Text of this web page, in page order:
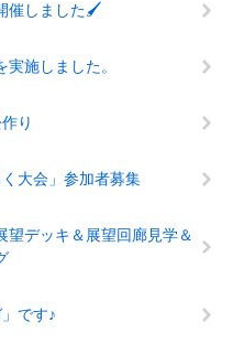
催しました🖌
実施しました。
り
大会」参加者募集
望デッキ＆展望回廊見学＆
です♪